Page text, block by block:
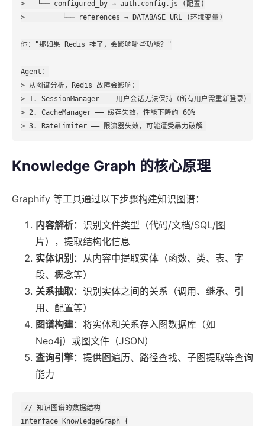
>   └── configured_by → auth.config.js (配置)
>         └── references → DATABASE_URL (环境变量)
你："那如果 Redis 挂了，会影响哪些功能？"
Agent：
> 从图谱分析，Redis 故障会影响：
> 1. SessionManager —— 用户会话无法保持（所有用户需重新登录）
> 2. CacheManager —— 缓存失效，性能下降约 60%
Knowledge Graph 的核心原理
Graphify 等工具通过以下步骤构建知识图谱：
内容解析：识别文件类型（代码/文档/SQL/图
片），提取结构化信息
实体识别 ：从内容中提取实体（函数、类、表、字
段、概念等）
关系抽取：识别实体之间的关系（调用、继承、引
用、配置等）
图谱构建：将实体和关系存入图数据库（如
Neo4j）或图文件（JSON）
查询引擎：提供图遍历、路径查找、子图提取等查询
能力
// 知识图谱的数据结构
interface KnowledgeGraph {